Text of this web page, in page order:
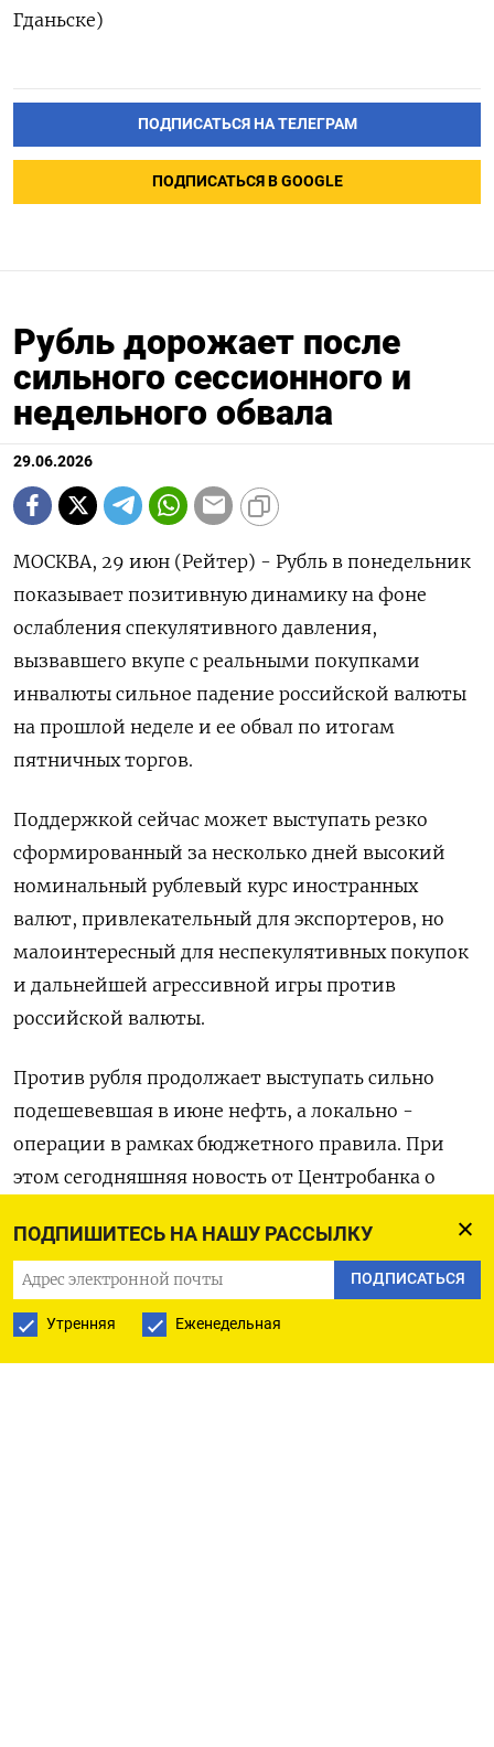
ПОДПИШИТЕСЬ НА НАШУ РАССЫЛКУ
ПОДПИСАТЬСЯ
Утренняя Еженедельная
‌Гданьске)
ПОДПИСАТЬСЯ НА ТЕЛЕГРАМ
ПОДПИСАТЬСЯ В GOOGLE
Рубль дорожает после
сильного сессионного и
недельного обвала
29.06.2026
МОСКВА, 29 июн (Рейтер) - Рубль в понедельник
показывает позитивную динамику на фоне
ослабления спекулятивного давления,
вызвавшего вкупе с реальными покупками
инвалюты сильное падение российской валюты
на прошлой неделе и ее обвал по итогам
пятничных торгов.
Поддержкой сейчас может выступать резко
сформированный за несколько дней высокий
номинальный рублевый курс ‌иностранных
валют, привлекательный для экспортеров, но
малоинтересный для неспекулятивных покупок
и дальнейшей агрессивной игры против
российской валюты.
Против рубля продолжает выступать сильно
подешевевшая в июне нефть, а локально -
операции в рамках бюджетного правила. При
этом сегодняшняя новость от Центробанка о
средств ​ФНБ была ожидаемой и практически не
оказала ​влияния на котировки рубля.
Сегодня же проходит Единый ​налоговый платеж,
⁠по завершении которого рубль утратит